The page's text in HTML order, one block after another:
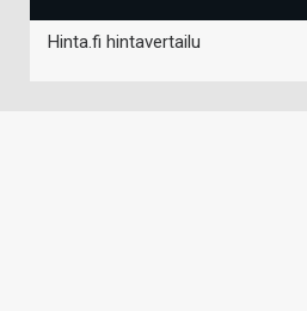
Hinta.fi hintavertailu